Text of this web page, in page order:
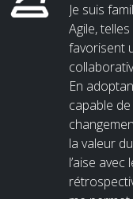
Je suis
Agile,
favorisent
En
capable
la valeur
l’aise